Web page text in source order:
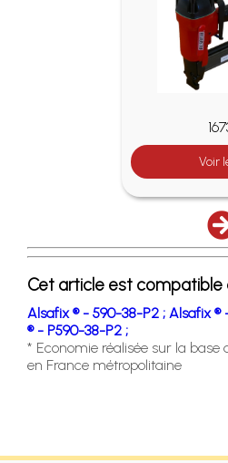
Voir
Cet article est compatible
Alsafix ® - 590-38-P2 ; Alsafix ®
® - P590-38-P2 ;
* Economie réalisée sur la base
en France métropolitaine